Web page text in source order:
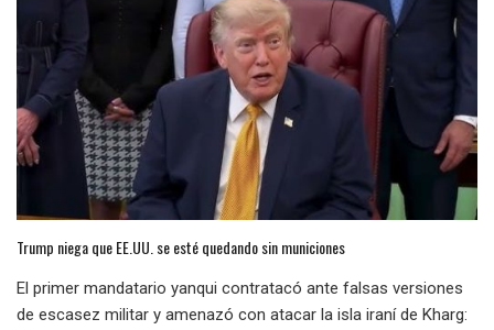
Trump niega que EE.UU. se esté quedando sin municiones
El primer mandatario yanqui contratacó ante falsas versiones
de escasez militar y amenazó con atacar la isla iraní de Kharg: